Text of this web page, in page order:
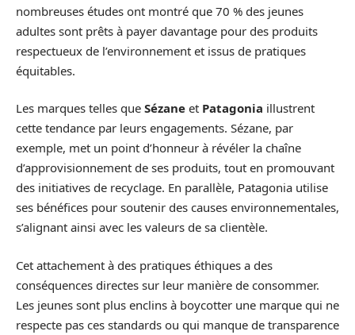
nombreuses études ont montré que 70 % des jeunes
adultes sont prêts à payer davantage pour des produits
respectueux de l’environnement et issus de pratiques
équitables.
Les marques telles que Sézane et Patagonia illustrent
cette tendance par leurs engagements. Sézane, par
exemple, met un point d’honneur à révéler la chaîne
d’approvisionnement de ses produits, tout en promouvant
des initiatives de recyclage. En parallèle, Patagonia utilise
ses bénéfices pour soutenir des causes environnementales,
s’alignant ainsi avec les valeurs de sa clientèle.
Cet attachement à des pratiques éthiques a des
conséquences directes sur leur manière de consommer.
Les jeunes sont plus enclins à boycotter une marque qui ne
respecte pas ces standards ou qui manque de transparence